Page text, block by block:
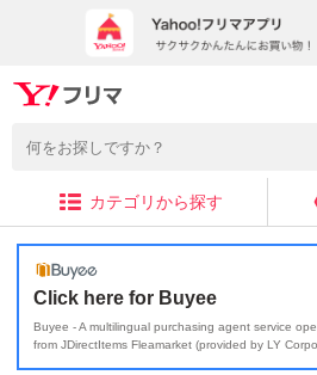
カテゴリから探す
Click here for Buyee
Buyee - A multilingual purchasing agent service
from JDirectItems Fleamarket (provided by LY